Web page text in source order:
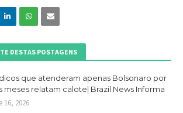
DESTAS POSTAGENS
que atenderam apenas Bolsonaro por
meses relatam calote| Brazil News Informa
16, 2026